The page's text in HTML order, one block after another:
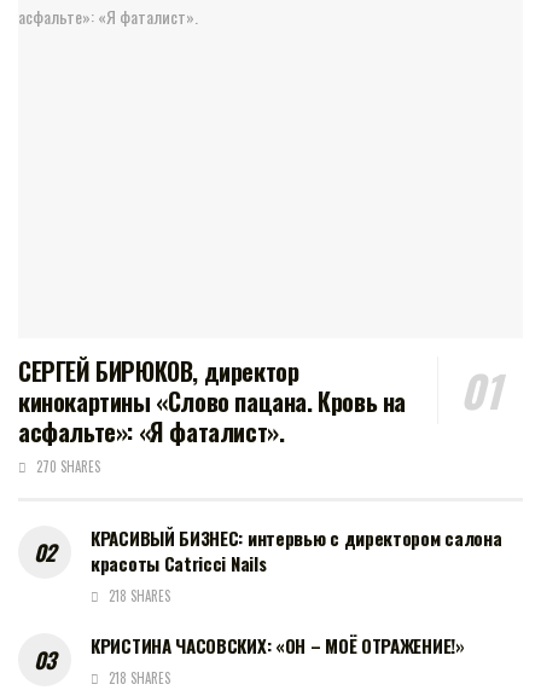
СЕРГЕЙ БИРЮКОВ, директор
кинокартины «Слово пацана. Кровь на
асфальте»: «Я фаталист».
270 SHARES
КРАСИВЫЙ БИЗНЕС: интервью с директором салона
красоты Catricci Nails
218 SHARES
КРИСТИНА ЧАСОВСКИХ: «ОН – МОЁ ОТРАЖЕНИЕ!»
218 SHARES